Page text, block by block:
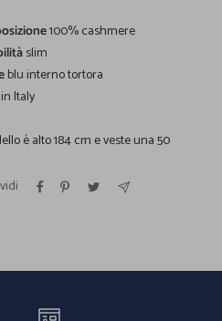
100% cashmere
slim
blu interno tortora
Italy
è alto 184 cm e veste una 50